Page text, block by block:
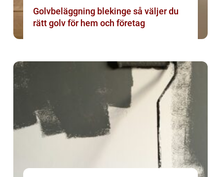
Golvbeläggning blekinge så väljer du
rätt golv för hem och företag